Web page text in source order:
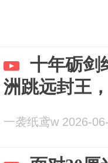
十年砺剑
洲跳远封王
一袭纸鸢w 2026-